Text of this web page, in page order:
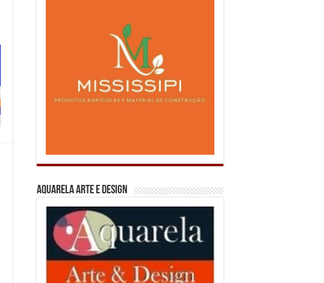
Aquarela Arte e Design